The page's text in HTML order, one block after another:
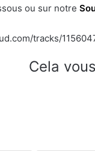
ou sur notre
tracks/
Cela